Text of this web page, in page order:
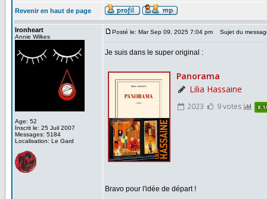
Revenir en haut de page
Ironheart
Annie Wilkes
Age: 52
Inscrit le: 25 Juil 2007
Messages: 5184
Localisation: Le Gard
Posté le: Mar Sep 09, 2025 7:04 pm Sujet du
Je suis dans le super original :
Bravo pour l'idée de départ !